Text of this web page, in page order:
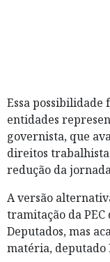
Essa
entidades
governista, que
direitos
redução da
A versão
tramitação da PEC
Deputados, mas
matéria, deputado